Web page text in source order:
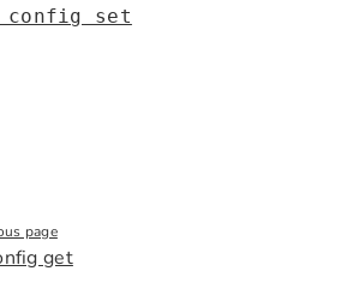
config set
page
get